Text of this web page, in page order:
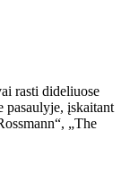
rasti dideliuose
pasaulyje, įskaitant
„The